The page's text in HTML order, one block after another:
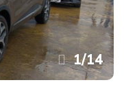
1/14